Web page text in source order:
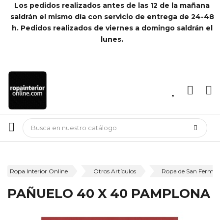
Los pedidos realizados antes de las 12 de la mañana
saldrán el mismo día con servicio de entrega de 24-48
h. Pedidos realizados de viernes a domingo saldrán el
lunes.
Ropa Interior Online Otros Artículos Ropa de San Fermín
PAÑUELO 40 X 40 PAMPLONA